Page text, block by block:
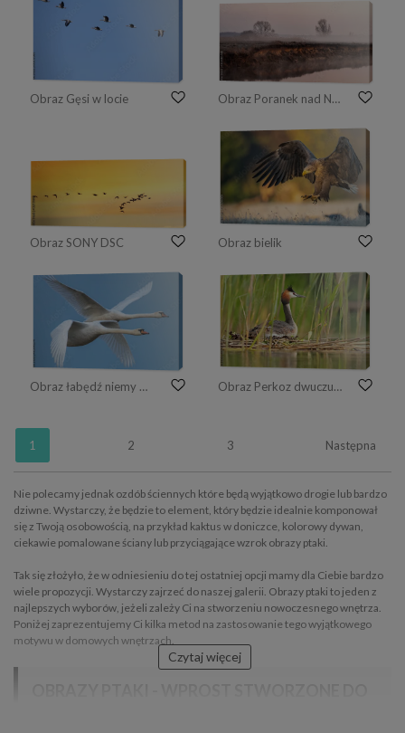
Obraz Gęsi w locie Obraz Poranek nad Narwią. Rzeka Narew. Piekne Podlasie. Polska
Obraz SONY DSC Obraz bielik
Obraz łabędź niemy w locie z rozportartymi skrzydłami na tle błękitnego nieba Obraz Perkoz dwuczuby (Podiceps cristatus)
1 2 3 Następna
Nie polecamy jednak ozdób ściennych które będą wyjątkowo drogie lub bardzo
dziwne. Wystarczy, że będzie to element, który będzie idealnie komponował
się z Twoją osobowością, na przykład kaktus w doniczce, kolorowy dywan,
ciekawie pomalowane ściany lub przyciągające wzrok obrazy ptaki.
Tak się złożyło, że w odniesieniu do tej ostatniej opcji mamy dla Ciebie bardzo
wiele propozycji. Wystarczy zajrzeć do naszej galerii. Obrazy ptaki to jeden z
najlepszych wyborów, jeżeli zależy Ci na stworzeniu nowoczesnego wnętrza.
Poniżej zaprezentujemy Ci kilka metod na zastosowanie tego wyjątkowego
motywu w domowych wnętrzach.
Czytaj więcej